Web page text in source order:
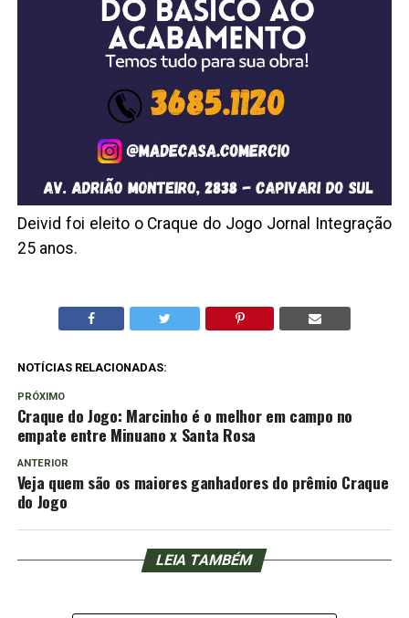
Deivid foi eleito o Craque do Jogo Jornal Integração
25 anos.
NOTÍCIAS RELACIONADAS:
PRÓXIMO
Craque do Jogo: Marcinho é o melhor em campo no
empate entre Minuano x Santa Rosa
ANTERIOR
Veja quem são os maiores ganhadores do prêmio Craque
do Jogo
LEIA TAMBÉM